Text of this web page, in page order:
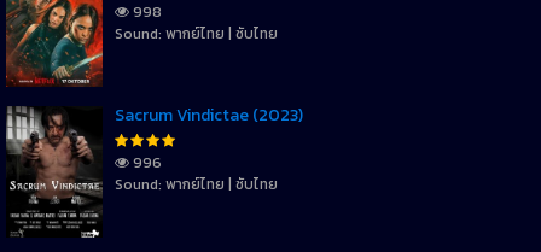
998
Sound: พากย์ไทย | ซับไทย
Sacrum Vindictae (2023)
996
Sound: พากย์ไทย | ซับไทย